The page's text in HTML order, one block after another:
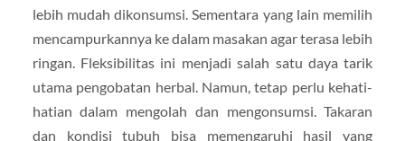
lebih mudah dikonsumsi. Sementara yang lain memilih
mencampurkannya ke dalam masakan agar terasa lebih
ringan. Fleksibilitas ini menjadi salah satu daya tarik
utama pengobatan herbal. Namun, tetap perlu kehati-
hatian dalam mengolah dan mengonsumsi. Takaran
dan kondisi tubuh bisa memengaruhi hasil yang